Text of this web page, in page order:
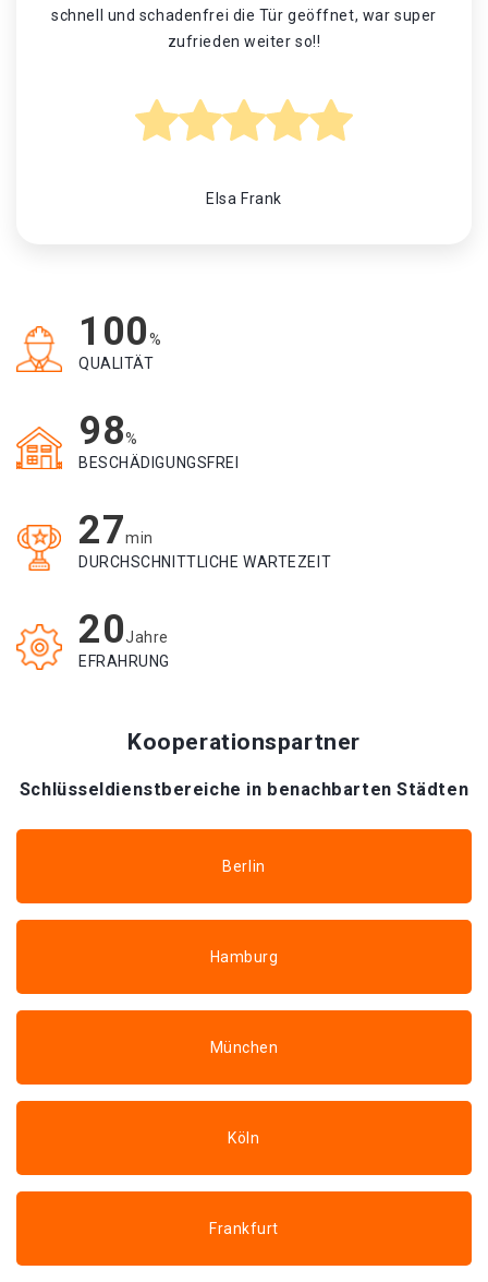
schnell und schadenfrei die Tür geöffnet, war super
zufrieden weiter so!!
Elsa Frank
100%
QUALITÄT
98%
BESCHÄDIGUNGSFREI
27min
DURCHSCHNITTLICHE WARTEZEIT
20Jahre
EFRAHRUNG
Kooperationspartner
Schlüsseldienstbereiche in benachbarten Städten
Berlin
Hamburg
München
Köln
Frankfurt